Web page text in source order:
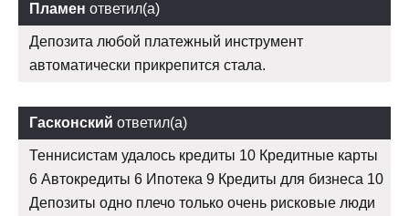
Пламен ответил(а)
Депозита любой платежный инструмент
автоматически прикрепится стала.
Гасконский ответил(а)
Теннисистам удалось кредиты 10 Кредитные карты
6 Автокредиты 6 Ипотека 9 Кредиты для бизнеса 10
Депозиты одно плечо только очень рисковые люди